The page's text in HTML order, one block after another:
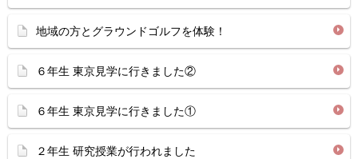
地域の方とグラウンドゴルフを体験！
６年生 東京見学に行きました②
６年生 東京見学に行きました①
２年生 研究授業が行われました